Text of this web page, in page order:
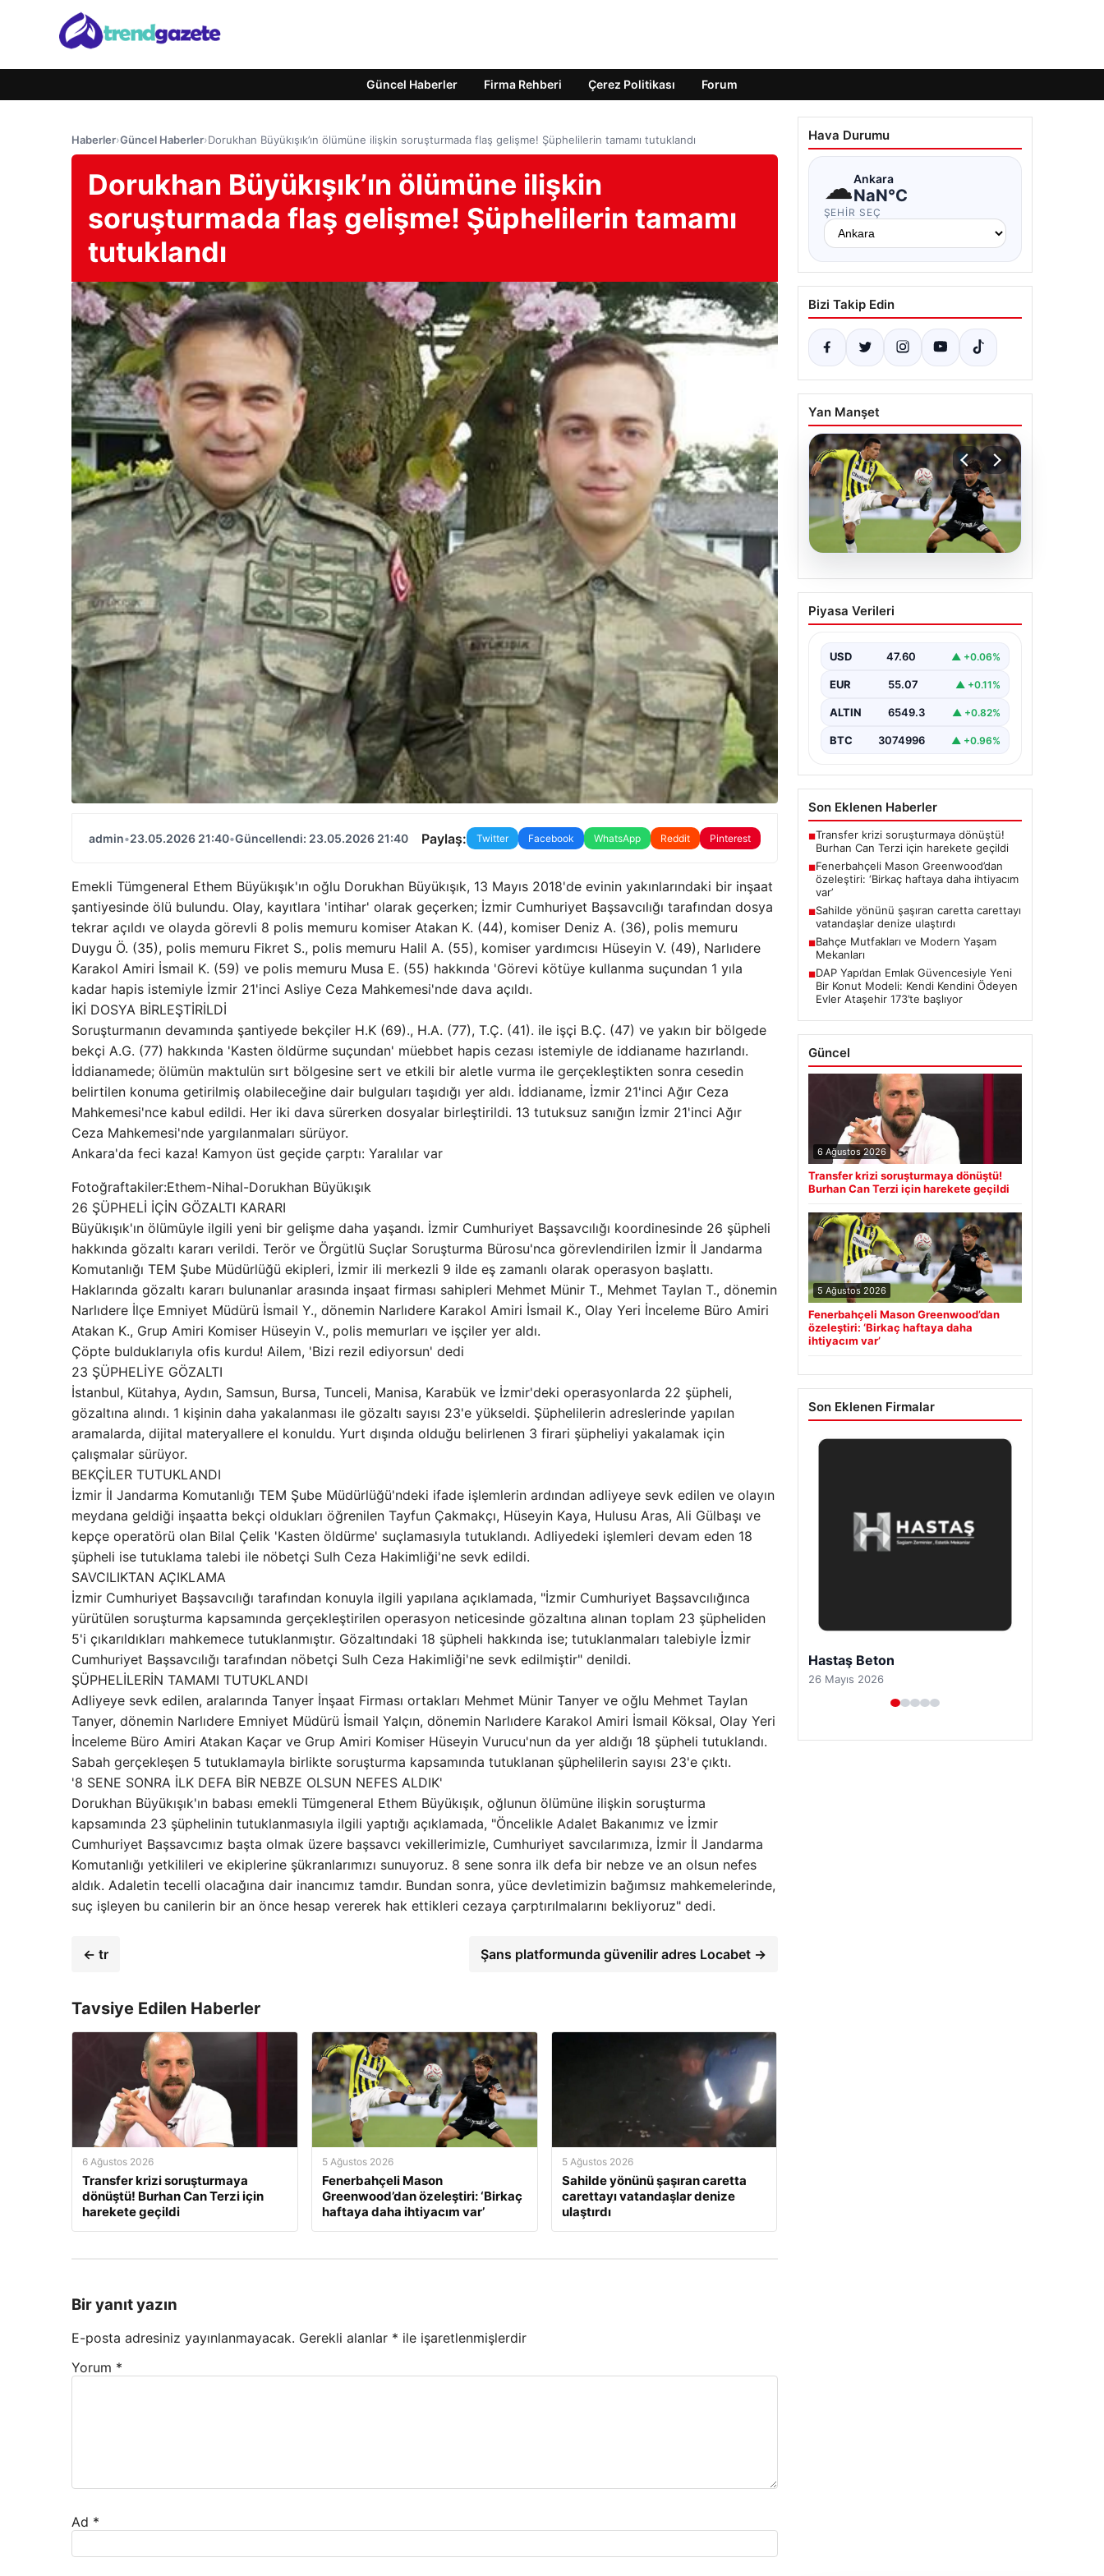
Güncel Haberler Firma Rehberi Çerez Politikası Forum
Haberler›Güncel Haberler›Dorukhan Büyükışık’ın ölümüne ilişkin soruşturmada flaş gelişme! Şüphelilerin tamamı tutuklandı
Dorukhan Büyükışık’ın ölümüne ilişkin
soruşturmada flaş gelişme! Şüphelilerin tamamı
tutuklandı
admin•23.05.2026 21:40•Güncellendi: 23.05.2026 21:40 Paylaş: Twitter Facebook WhatsApp Reddit Pinterest
Emekli Tümgeneral Ethem Büyükışık'ın oğlu Dorukhan Büyükışık, 13 Mayıs 2018'de evinin yakınlarındaki bir inşaat
şantiyesinde ölü bulundu. Olay, kayıtlara 'intihar' olarak geçerken; İzmir Cumhuriyet Başsavcılığı tarafından dosya
tekrar açıldı ve olayda görevli 8 polis memuru komiser Atakan K. (44), komiser Deniz A. (36), polis memuru
Duygu Ö. (35), polis memuru Fikret S., polis memuru Halil A. (55), komiser yardımcısı Hüseyin V. (49), Narlıdere
Karakol Amiri İsmail K. (59) ve polis memuru Musa E. (55) hakkında 'Görevi kötüye kullanma suçundan 1 yıla
kadar hapis istemiyle İzmir 21'inci Asliye Ceza Mahkemesi'nde dava açıldı.
İKİ DOSYA BİRLEŞTİRİLDİ
Soruşturmanın devamında şantiyede bekçiler H.K (69)., H.A. (77), T.Ç. (41). ile işçi B.Ç. (47) ve yakın bir bölgede
bekçi A.G. (77) hakkında 'Kasten öldürme suçundan' müebbet hapis cezası istemiyle de iddianame hazırlandı.
İddianamede; ölümün maktulün sırt bölgesine sert ve etkili bir aletle vurma ile gerçekleştikten sonra cesedin
belirtilen konuma getirilmiş olabileceğine dair bulguları taşıdığı yer aldı. İddianame, İzmir 21'inci Ağır Ceza
Mahkemesi'nce kabul edildi. Her iki dava sürerken dosyalar birleştirildi. 13 tutuksuz sanığın İzmir 21'inci Ağır
Ceza Mahkemesi'nde yargılanmaları sürüyor.
Ankara'da feci kaza! Kamyon üst geçide çarptı: Yaralılar var
Fotoğraftakiler:Ethem-Nihal-Dorukhan Büyükışık
26 ŞÜPHELİ İÇİN GÖZALTI KARARI
Büyükışık'ın ölümüyle ilgili yeni bir gelişme daha yaşandı. İzmir Cumhuriyet Başsavcılığı koordinesinde 26 şüpheli
hakkında gözaltı kararı verildi. Terör ve Örgütlü Suçlar Soruşturma Bürosu'nca görevlendirilen İzmir İl Jandarma
Komutanlığı TEM Şube Müdürlüğü ekipleri, İzmir ili merkezli 9 ilde eş zamanlı olarak operasyon başlattı.
Haklarında gözaltı kararı bulunanlar arasında inşaat firması sahipleri Mehmet Münir T., Mehmet Taylan T., dönemin
Narlıdere İlçe Emniyet Müdürü İsmail Y., dönemin Narlıdere Karakol Amiri İsmail K., Olay Yeri İnceleme Büro Amiri
Atakan K., Grup Amiri Komiser Hüseyin V., polis memurları ve işçiler yer aldı.
Çöpte bulduklarıyla ofis kurdu! Ailem, 'Bizi rezil ediyorsun' dedi
23 ŞÜPHELİYE GÖZALTI
İstanbul, Kütahya, Aydın, Samsun, Bursa, Tunceli, Manisa, Karabük ve İzmir'deki operasyonlarda 22 şüpheli,
gözaltına alındı. 1 kişinin daha yakalanması ile gözaltı sayısı 23'e yükseldi. Şüphelilerin adreslerinde yapılan
aramalarda, dijital materyallere el konuldu. Yurt dışında olduğu belirlenen 3 firari şüpheliyi yakalamak için
çalışmalar sürüyor.
BEKÇİLER TUTUKLANDI
İzmir İl Jandarma Komutanlığı TEM Şube Müdürlüğü'ndeki ifade işlemlerin ardından adliyeye sevk edilen ve olayın
meydana geldiği inşaatta bekçi oldukları öğrenilen Tayfun Çakmakçı, Hüseyin Kaya, Hulusu Aras, Ali Gülbaşı ve
kepçe operatörü olan Bilal Çelik 'Kasten öldürme' suçlamasıyla tutuklandı. Adliyedeki işlemleri devam eden 18
şüpheli ise tutuklama talebi ile nöbetçi Sulh Ceza Hakimliği'ne sevk edildi.
SAVCILIKTAN AÇIKLAMA
İzmir Cumhuriyet Başsavcılığı tarafından konuyla ilgili yapılana açıklamada, "İzmir Cumhuriyet Başsavcılığınca
yürütülen soruşturma kapsamında gerçekleştirilen operasyon neticesinde gözaltına alınan toplam 23 şüpheliden
5'i çıkarıldıkları mahkemece tutuklanmıştır. Gözaltındaki 18 şüpheli hakkında ise; tutuklanmaları talebiyle İzmir
Cumhuriyet Başsavcılığı tarafından nöbetçi Sulh Ceza Hakimliği'ne sevk edilmiştir" denildi.
ŞÜPHELİLERİN TAMAMI TUTUKLANDI
Adliyeye sevk edilen, aralarında Tanyer İnşaat Firması ortakları Mehmet Münir Tanyer ve oğlu Mehmet Taylan
Tanyer, dönemin Narlıdere Emniyet Müdürü İsmail Yalçın, dönemin Narlıdere Karakol Amiri İsmail Köksal, Olay Yeri
İnceleme Büro Amiri Atakan Kaçar ve Grup Amiri Komiser Hüseyin Vurucu'nun da yer aldığı 18 şüpheli tutuklandı.
Sabah gerçekleşen 5 tutuklamayla birlikte soruşturma kapsamında tutuklanan şüphelilerin sayısı 23'e çıktı.
'8 SENE SONRA İLK DEFA BİR NEBZE OLSUN NEFES ALDIK'
Dorukhan Büyükışık'ın babası emekli Tümgeneral Ethem Büyükışık, oğlunun ölümüne ilişkin soruşturma
kapsamında 23 şüphelinin tutuklanmasıyla ilgili yaptığı açıklamada, "Öncelikle Adalet Bakanımız ve İzmir
Cumhuriyet Başsavcımız başta olmak üzere başsavcı vekillerimizle, Cumhuriyet savcılarımıza, İzmir İl Jandarma
Komutanlığı yetkilileri ve ekiplerine şükranlarımızı sunuyoruz. 8 sene sonra ilk defa bir nebze ve an olsun nefes
aldık. Adaletin tecelli olacağına dair inancımız tamdır. Bundan sonra, yüce devletimizin bağımsız mahkemelerinde,
suç işleyen bu canilerin bir an önce hesap vererek hak ettikleri cezaya çarptırılmalarını bekliyoruz" dedi.
← tr Şans platformunda güvenilir adres Locabet →
Tavsiye Edilen Haberler
6 Ağustos 2026
Transfer krizi soruşturmaya
dönüştü! Burhan Can Terzi için
harekete geçildi
5 Ağustos 2026
Fenerbahçeli Mason
Greenwood’dan özeleştiri: ‘Birkaç
haftaya daha ihtiyacım var’
5 Ağustos 2026
Sahilde yönünü şaşıran caretta
carettayı vatandaşlar denize
ulaştırdı
Bir yanıt yazın
E-posta adresiniz yayınlanmayacak. Gerekli alanlar * ile işaretlenmişlerdir
Yorum *
Ad *
Hava Durumu
☁Ankara
NaN°C
ŞEHIR SEÇ
Bizi Takip Edin
Yan Manşet
05.08.2026
Fenerbahçeli Mason
Greenwood’dan
haftaya daha ihtiyacım
var’
Piyasa Verileri
USD 47.60 ▲ +0.06%
EUR 55.07 ▲ +0.11%
ALTIN 6549.3 ▲ +0.82%
BTC 3074996 ▲ +0.96%
Son Eklenen Haberler
■Transfer krizi soruşturmaya dönüştü!
Burhan Can Terzi için harekete geçildi
■Fenerbahçeli Mason Greenwood’dan
özeleştiri: ‘Birkaç haftaya daha ihtiyacım
var’
■Sahilde yönünü şaşıran caretta carettayı
vatandaşlar denize ulaştırdı
■Bahçe Mutfakları ve Modern Yaşam
Mekanları
■DAP Yapı’dan Emlak Güvencesiyle Yeni
Bir Konut Modeli: Kendi Kendini Ödeyen
Evler Ataşehir 173’te başlıyor
Güncel
6 Ağustos 2026
Transfer krizi soruşturmaya dönüştü!
Burhan Can Terzi için harekete geçildi
5 Ağustos 2026
Fenerbahçeli Mason Greenwood’dan
özeleştiri: ‘Birkaç haftaya daha
ihtiyacım var’
Son Eklenen Firmalar
Prenses Night Club
29 Nisan 2026